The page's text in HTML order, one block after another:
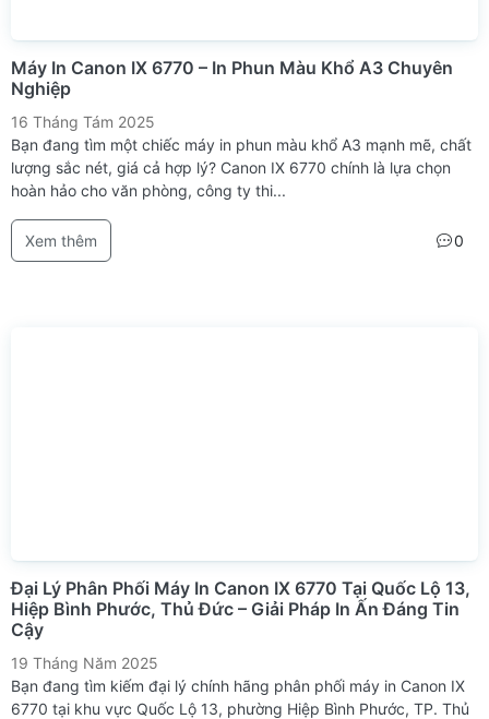
Máy In Canon IX 6770 – In Phun Màu Khổ A3 Chuyên
Nghiệp
16 Tháng Tám 2025
Bạn đang tìm một chiếc máy in phun màu khổ A3 mạnh mẽ, chất
lượng sắc nét, giá cả hợp lý? Canon IX 6770 chính là lựa chọn
hoàn hảo cho văn phòng, công ty thi...
Xem thêm 0
Đại Lý Phân Phối Máy In Canon IX 6770 Tại Quốc Lộ 13,
Hiệp Bình Phước, Thủ Đức – Giải Pháp In Ấn Đáng Tin
Cậy
19 Tháng Năm 2025
Bạn đang tìm kiếm đại lý chính hãng phân phối máy in Canon IX
6770 tại khu vực Quốc Lộ 13, phường Hiệp Bình Phước, TP. Thủ